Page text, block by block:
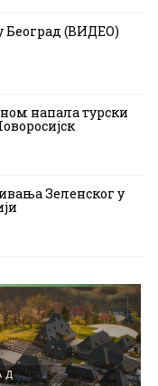
Београд (ВИДЕО)
напала турски
Зеленског у